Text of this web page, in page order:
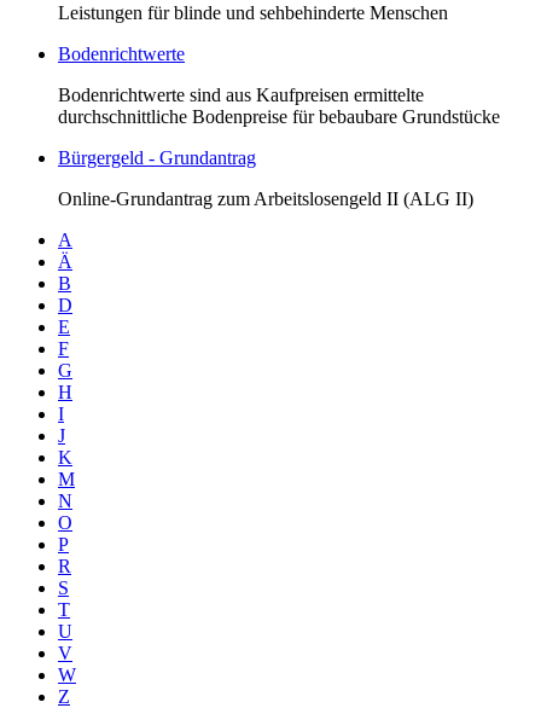
Leistungen für blinde und sehbehinderte Menschen
Bodenrichtwerte
Bodenrichtwerte sind aus Kaufpreisen ermittelte
durchschnittliche Bodenpreise für bebaubare Grundstücke
Bürgergeld - Grundantrag
Online-Grundantrag zum Arbeitslosengeld II (ALG II)
A
Ä
B
D
E
F
G
H
I
J
K
M
N
O
P
R
S
T
U
V
W
Z